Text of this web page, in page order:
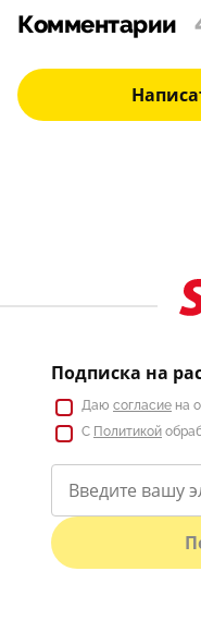
Комментарии
Подписка на
Даю согласие на
С Политикой